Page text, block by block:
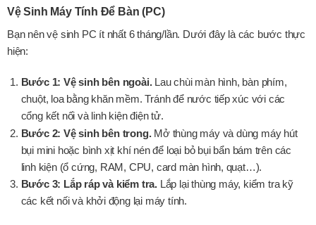
Vệ Sinh Máy Tính Để Bàn (PC)
Bạn nên vệ sinh PC ít nhất 6 tháng/lần. Dưới đây là các bước thực
hiện:
Bước 1: Vệ sinh bên ngoài.Lau chùi màn hình, bàn phím,
chuột, loa bằng khăn mềm. Tránh để nước tiếp xúc với các
cổng kết nối và linh kiện điện tử.
Bước 2: Vệ sinh bên trong.Mở thùng máy và dùng máy hút
bụi mini hoặc bình xịt khí nén để loại bỏ bụi bẩn bám trên các
linh kiện (ổ cứng, RAM, CPU, card màn hình, quạt…).
Bước 3: Lắp ráp và kiểm tra.Lắp lại thùng máy, kiểm tra kỹ
các kết nối và khởi động lại máy tính.